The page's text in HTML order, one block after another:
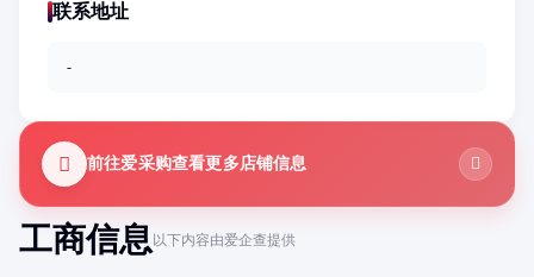
工商信息以下内容由爱企查提供
联系地址
-
前往爱采购查看更多店铺信息